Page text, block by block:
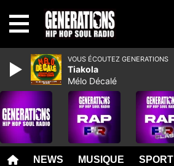
NEWS MUSIQUE SPORT
VOUS ÉCOUTEZ GENERATIONS
Tiakola
Mélo Décalé